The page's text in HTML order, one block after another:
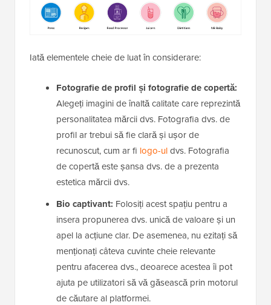
Iată elementele cheie de luat în considerare:
Fotografie de profil și fotografie de copertă:
Alegeți imagini de înaltă calitate care reprezintă
personalitatea mărcii dvs. Fotografia dvs. de
profil ar trebui să fie clară și ușor de
recunoscut, cum ar fi logo-uldvs. Fotografia
de copertă este șansa dvs. de a prezenta
estetica mărcii dvs.
Bio captivant: Folosiți acest spațiu pentru a
insera propunerea dvs. unică de valoare și un
apel la acțiune clar. De asemenea, nu ezitați să
menționați câteva cuvinte cheie relevante
pentru afacerea dvs., deoarece acestea îi pot
ajuta pe utilizatori să vă găsească prin motorul
de căutare al platformei.